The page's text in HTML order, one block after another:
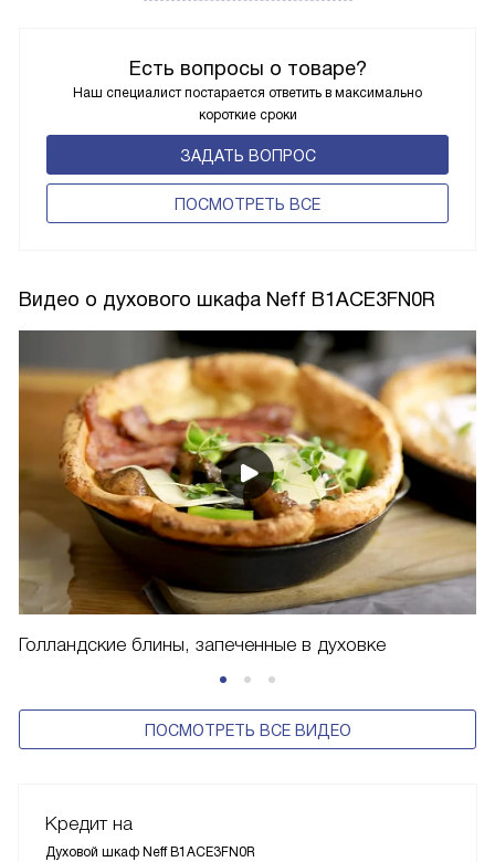
Есть вопросы о товаре?
Наш специалист постарается ответить в максимально
короткие сроки
ЗАДАТЬ ВОПРОС
ПОCМОТРЕТЬ ВСЕ
Видео о духового шкафа Neff B1ACE3FN0R
Голландские блины, запеченные в духовке
ПОСМОТРЕТЬ ВСЕ ВИДЕО
Кредит на
Духовой шкаф Neff B1ACE3FN0R